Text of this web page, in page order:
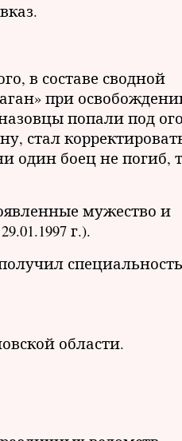
в составе сводной
при
попали под
стал
один боец не погиб,
мужество и
г.).
специальность
области.